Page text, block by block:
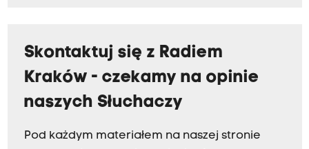
Skontaktuj się z Radiem
Kraków - czekamy na opinie
naszych Słuchaczy
Pod każdym materiałem na naszej stronie